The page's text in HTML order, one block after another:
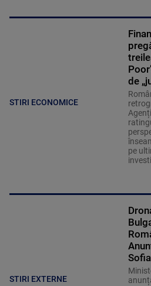
STIRI ECONOMICE
de
pe
STIRI EXTERNE
Sofia